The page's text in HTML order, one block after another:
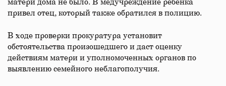
матери дома не было. В медучреждение ребенка
привел отец, который также обратился в полицию.
В ходе проверки прокуратура установит
обстоятельства произошедшего и даст оценку
действиям матери и уполномоченных органов по
выявлению семейного неблагополучия.